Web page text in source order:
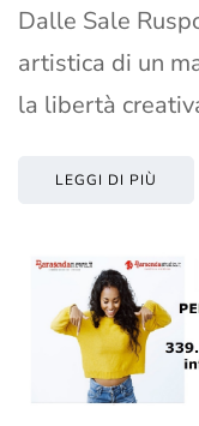
Dalle Sale
artistica di un
la libertà
LEGGI DI PIÙ